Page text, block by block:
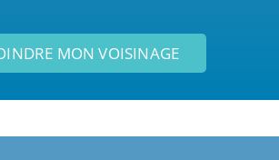
MON VOISINAGE